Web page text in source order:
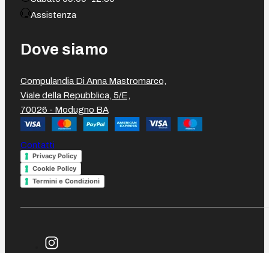
Assistenza
Dove siamo
Compulandia Di Anna Mastromarco,
Viale della Repubblica, 5/E,
70026 - Modugno BA
Contatti
Privacy Policy
Cookie Policy
Termini e Condizioni